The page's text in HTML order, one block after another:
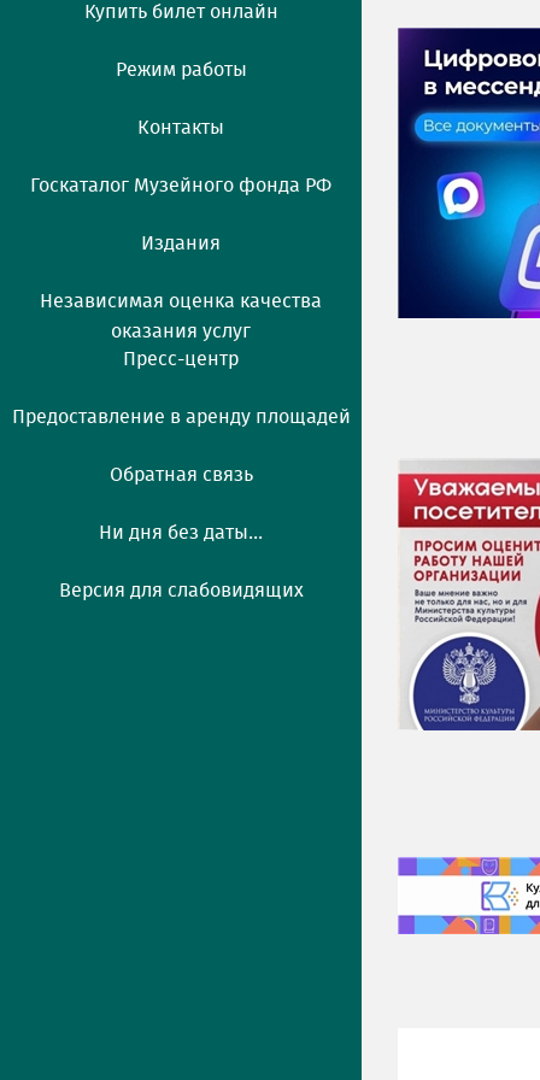
Купить билет онлайн
Режим работы
Контакты
Госкаталог Музейного фонда РФ
Издания
Независимая оценка качества
оказания услуг
Пресс-центр
Предоставление в аренду площадей
Обратная связь
Ни дня без даты...
Версия для слабовидящих